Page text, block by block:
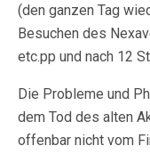
(den ganzen Tag
Besuchen des
etc.pp und nach 12
Die Probleme und
dem Tod des alten
offenbar nicht vom